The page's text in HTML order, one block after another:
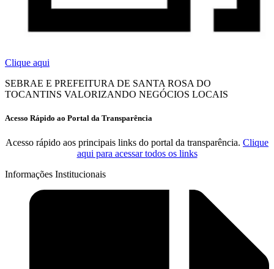
Clique aqui
SEBRAE E PREFEITURA DE SANTA ROSA DO
TOCANTINS VALORIZANDO NEGÓCIOS LOCAIS
Acesso Rápido ao Portal da Transparência
Acesso rápido aos principais links do portal da transparência. Clique
aqui para acessar todos os links
Informações Institucionais